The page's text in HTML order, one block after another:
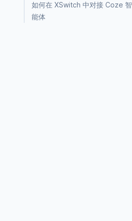
如何在 XSwitch 中对接 Coze 智
能体